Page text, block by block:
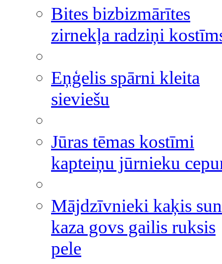
Bites bizbizmārītes
zirnekļa radziņi
Eņģelis spārni kleita
sieviešu
Jūras tēmas kostīmi
kapteiņu jūrnieku
Mājdzīvnieki kaķis
kaza govs gailis ruksis
pele